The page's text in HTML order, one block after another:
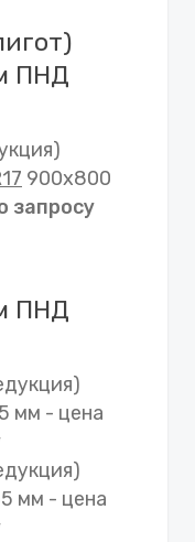
ПНД
900х800
запросу
ПНД
мм - цена
мм - цена